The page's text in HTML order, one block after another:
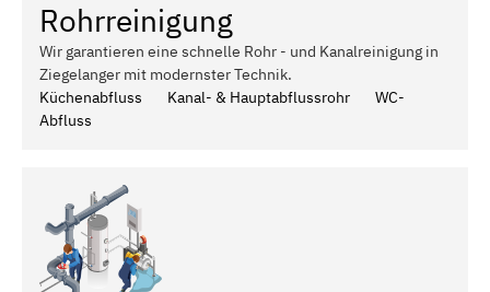
Rohrreinigung
Wir garantieren eine schnelle Rohr - und Kanalreinigung in
Ziegelanger mit modernster Technik.
Küchenabfluss
Kanal- & Hauptabflussrohr
WC-
Abfluss